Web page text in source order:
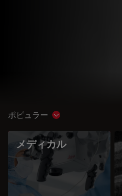
ポピュラー Show subnavigation
メディカル